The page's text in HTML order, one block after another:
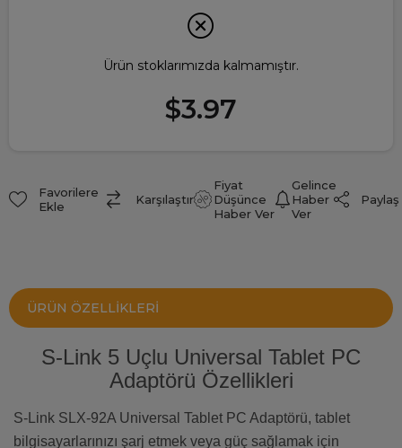
Ürün stoklarımızda kalmamıştır.
$3.97
Favorilere
Ekle
Karşılaştır
Fiyat
Düşünce
Haber Ver
Gelince
Haber
Ver
Paylaş
ÜRÜN ÖZELLIKLERI
S-Link 5 Uçlu Universal Tablet PC
Adaptörü Özellikleri
S-Link SLX-92A Universal Tablet PC Adaptörü, tablet
bilgisayarlarınızı şarj etmek veya güç sağlamak için